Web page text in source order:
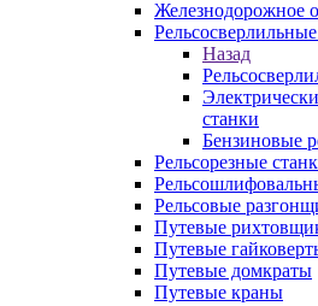
Железнодорожное
Назад
станки
Бензиновые
Рельсорезные
Рельсовые
Путевые
Путевые
Путевые домкраты
Путевые краны